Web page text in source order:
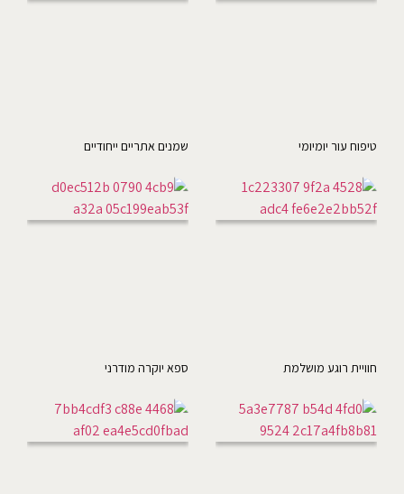
טיפוח עור יומיומי שמנים אתריים ייחודיים
חוויית רוגע מושלמת ספא יוקרה מודרני